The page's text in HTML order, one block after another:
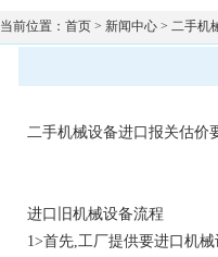
当前位置： 首页 > 新闻中心 > 二手机
二手机械设备进口报关估价
进口旧机械设备流程
1>首先,工厂提供要进口机